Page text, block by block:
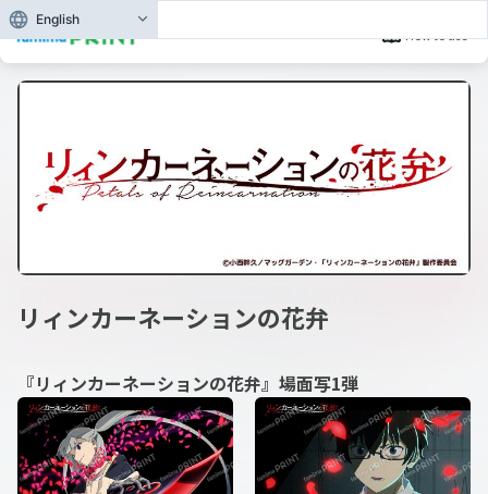
How to use
リィンカーネーションの花弁
『リィンカーネーションの花弁』場面写1弾
English